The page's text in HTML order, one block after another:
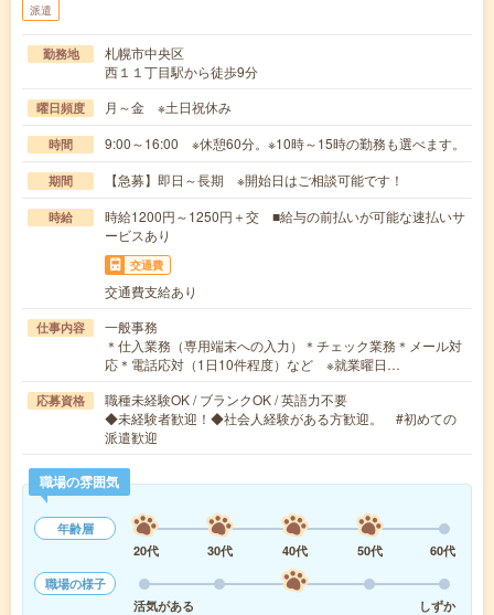
派遣
勤務地
札幌市中央区
西１１丁目駅から徒歩9分
曜日頻度 月～金 ※土日祝休み
時間 9:00～16:00 ※休憩60分。※10時～15時の勤務も選べます。
期間 【急募】即日～長期 ※開始日はご相談可能です！
時給
時給1200円～1250円＋交 ■給与の前払いが可能な速払いサ
ービスあり
交通費
交通費支給あり
仕事内容
一般事務
＊仕入業務（専用端末への入力）＊チェック業務＊メール対
応＊電話応対（1日10件程度）など ※就業曜日…
応募資格
職種未経験OK / ブランクOK / 英語力不要
◆未経験者歓迎！◆社会人経験がある方歓迎。 #初めての
派遣歓迎
職場の雰囲気
年齢層
20代
30代 40代 50代
60代
職場の様子
活気がある
しずか